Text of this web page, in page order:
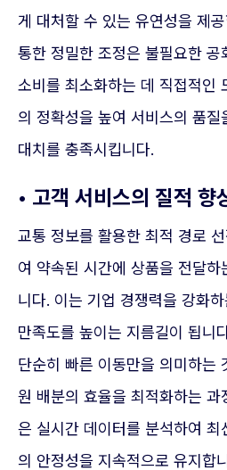
게 대처할 수 있는 유연성을 제
통한 정밀한 조정은 불필요한
소비를 최소화하는 데 직접적인
의 정확성을 높여 서비스의 품질
대치를 충족시킵니다.
• 고객 서비스의 질적 향
교통 정보를 활용한 최적 경로
여 약속된 시간에 상품을 전달
니다. 이는 기업 경쟁력을 강화
만족도를 높이는 지름길이 됩니
단순히 빠른 이동만을 의미하는
원 배분의 효율을 최적화하는 과
은 실시간 데이터를 분석하여 최
의 안정성을 지속적으로 유지합